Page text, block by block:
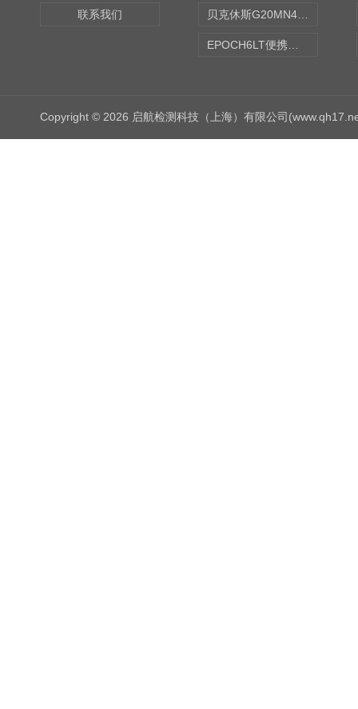
联系我们
Copyright © 2026 启航检测科技（上海）有限公司